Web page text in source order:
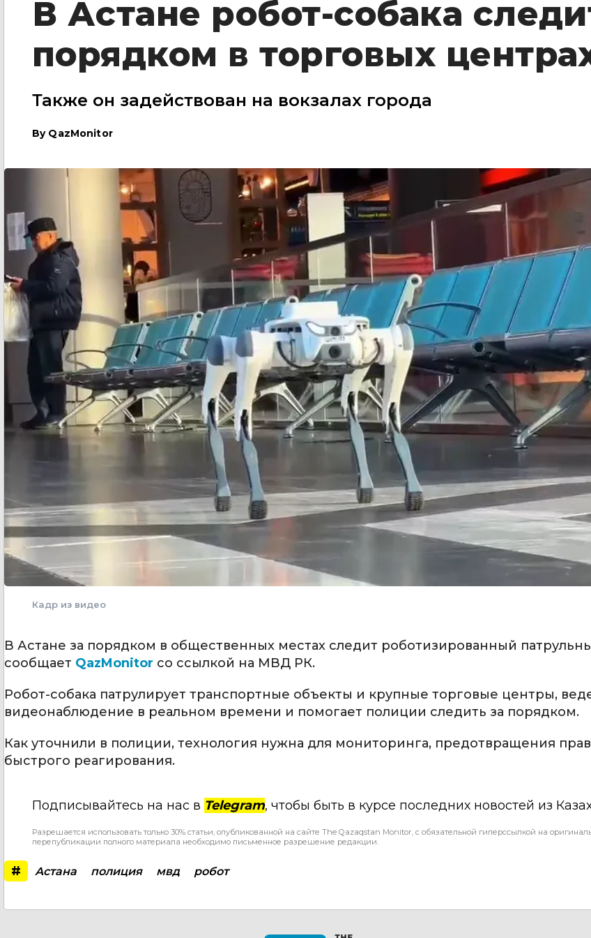
В Астане робот-собака
порядком в торговых
Также он задействован на вокзалах города
By QazMonitor
Кадр из видео
В Астане за порядком в общественных местах следит роботизированный
сообщает QazMonitor со ссылкой на МВД РК.
Робот-собака патрулирует транспортные объекты и крупные торговые центры,
видеонаблюдение в реальном времени и помогает полиции следить за порядком.
Как уточнили в полиции, технология нужна для мониторинга, предотвращения
быстрого реагирования.
Подписывайтесь на нас в Telegram, чтобы быть в курсе последних новостей из
Разрешается использовать только 30% статьи, опубликованной на сайте The Qazaqstan Monitor, с обязательной гиперссылкой на
перепубликации полного материала необходимо письменное разрешение редакции.
# Астана полиция мвд робот